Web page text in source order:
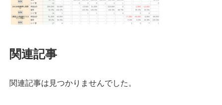
関連記事
関連記事は見つかりませんでした。